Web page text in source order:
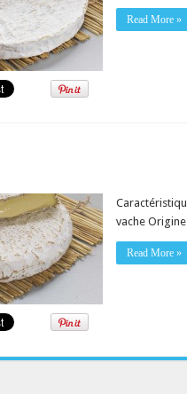
Read More »
vache
Read More »